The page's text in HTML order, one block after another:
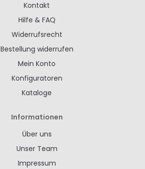
Kontakt
Hilfe & FAQ
Widerrufsrecht
Bestellung widerrufen
Mein Konto
Konfiguratoren
Kataloge
Informationen
Über uns
Unser Team
Impressum